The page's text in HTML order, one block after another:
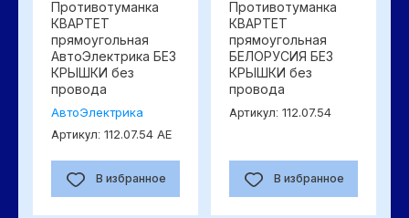
Противотуманка
КВАРТЕТ
прямоугольная
АвтоЭлектрика БЕЗ
КРЫШКИ без
провода
АвтоЭлектрика
Артикул: 112.07.54 АЕ
В избранное
Противотуманка
КВАРТЕТ
прямоугольная
БЕЛОРУСИЯ БЕЗ
КРЫШКИ без
провода
Артикул: 112.07.54
В избранное